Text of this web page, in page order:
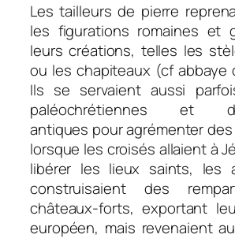
Les tailleurs de pierre
les figurations romaines et
leurs créations, telles les
ou les chapiteaux (cf abbaye
Ils se servaient aussi
paléochrétiennes et
antiques pour agrémenter
lorsque les croisés allaient à
libérer les lieux saints, les
construisaient des
châteaux-forts, exportant
européen, mais revenaient